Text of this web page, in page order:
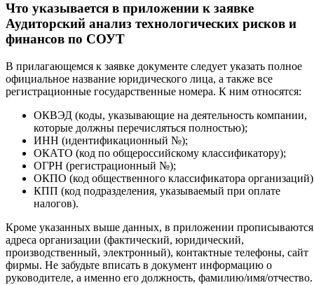
Что указывается в приложении к заявке
Аудиторский анализ технологических рисков и
финансов по СОУТ
В прилагающемся к заявке документе следует указать полное
официальное название юридического лица, а также все
регистрационные государственные номера. К ним относятся:
ОКВЭД (коды, указывающие на деятельность компании,
которые должны перечисляться полностью);
ИНН (идентификационный №);
ОКАТО (код по общероссийскому классификатору);
ОГРН (регистрационный №);
ОКПО (код общественного классификатора
КПП (код подразделения, указываемый при оплате
налогов).
Кроме указанных выше данных, в приложении прописываются
адреса организации (фактический, юридический,
производственный, электронный), контактные телефоны, сайт
фирмы. Не забудьте вписать в документ информацию о
руководителе, а именно его должность, фамилию/имя/отчество.